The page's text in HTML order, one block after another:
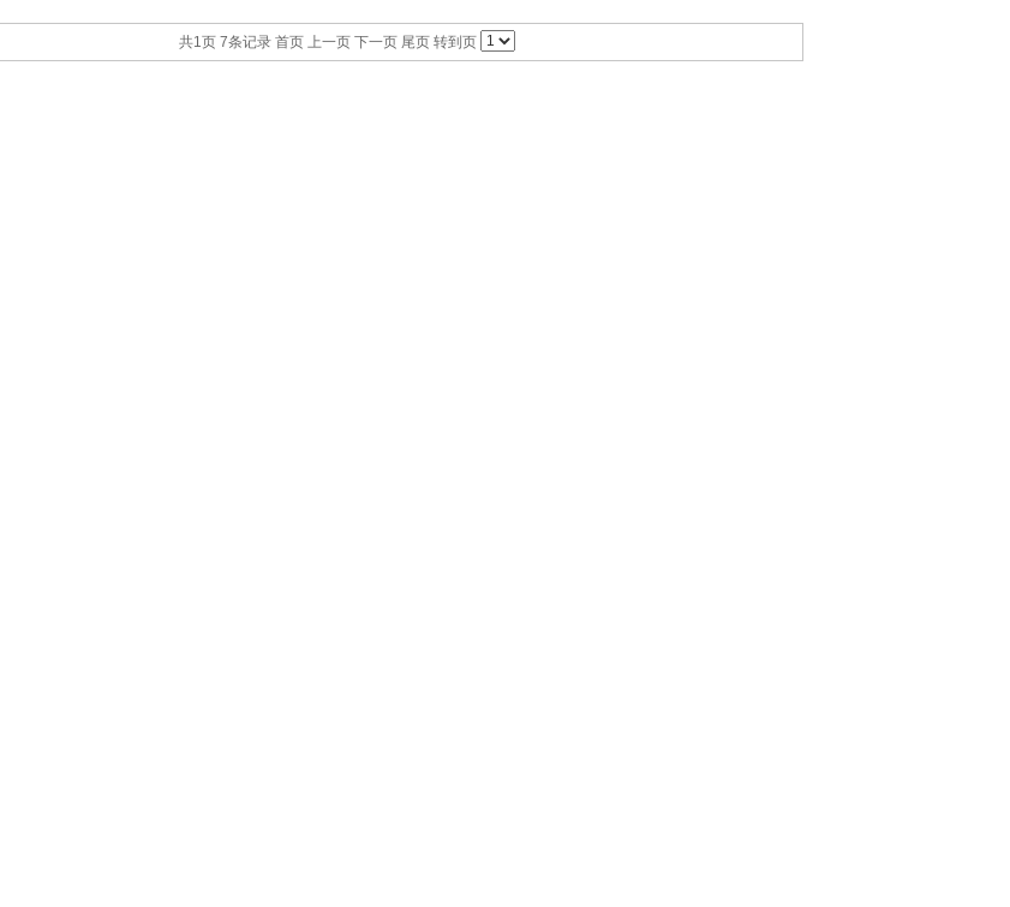
共1页 7条记录 首页 上一页 下一页 尾页 转到页